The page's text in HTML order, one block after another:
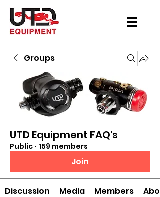
Groups
UTD Equipment FAQ's
Public · 159 members
Join
Discussion Media Members